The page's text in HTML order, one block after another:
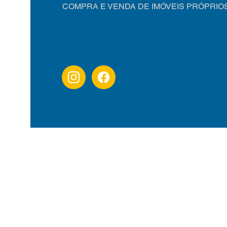
COMPRA E VENDA DE IMÓVEIS